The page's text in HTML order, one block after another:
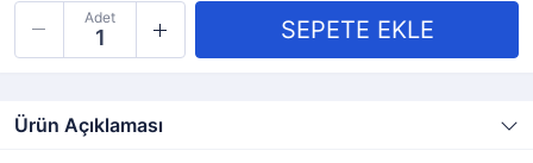
Adet
Ürün Açıklaması